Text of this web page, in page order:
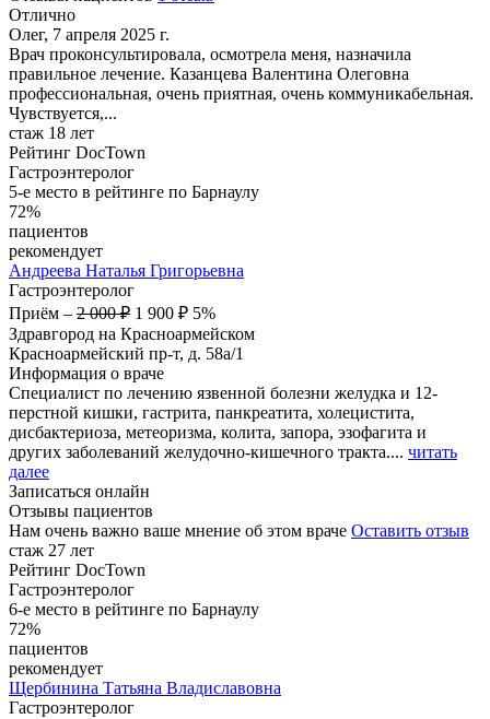
Отлично
Олег, 7 апреля 2025 г.
Врач проконсультировала, осмотрела меня, назначила
правильное лечение. Казанцева Валентина Олеговна
профессиональная, очень приятная, очень коммуникабельная.
Чувствуется,...
стаж 18 лет
Рейтинг DocTown
Гастроэнтеролог
5-е место в рейтинге по Барнаулу
72%
пациентов
рекомендует
Андреева Наталья Григорьевна
Гастроэнтеролог
Приём – 2 000 ₽ 1 900 ₽ 5%
Здравгород на Красноармейском
Красноармейский пр-т, д. 58а/1
Информация о враче
Специалист по лечению язвенной болезни желудка и 12-
перстной кишки, гастрита, панкреатита, холецистита,
дисбактериоза, метеоризма, колита, запора, эзофагита и
других заболеваний желудочно-кишечного тракта.... читать
далее
Записаться онлайн
Отзывы пациентов
Нам очень важно ваше мнение об этом враче Оставить отзыв
стаж 27 лет
Рейтинг DocTown
Гастроэнтеролог
6-е место в рейтинге по Барнаулу
72%
пациентов
рекомендует
Щербинина Татьяна Владиславовна
Гастроэнтеролог